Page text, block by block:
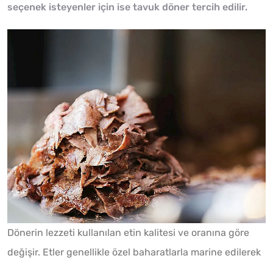
seçenek isteyenler için ise tavuk döner tercih edilir.
Dönerin lezzeti kullanılan etin kalitesi ve oranına göre
değişir. Etler genellikle özel baharatlarla marine edilerek